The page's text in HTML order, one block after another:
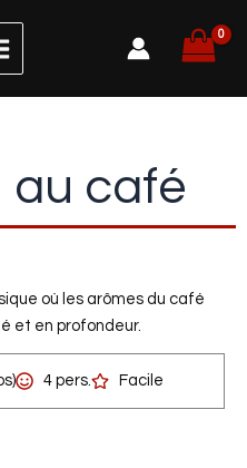
au café
où les arômes du café
et en profondeur.
4 pers. Facile